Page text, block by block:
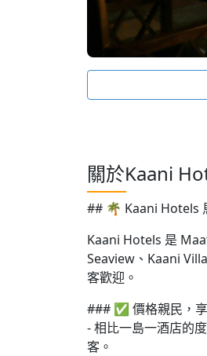
關於Kaani
## 🌴 Kaani Hotels
Kaani Hotels 是
Seaview、Kaani
客歡迎。
### ✅ 價格親民，
- 相比一島一酒店的
客。